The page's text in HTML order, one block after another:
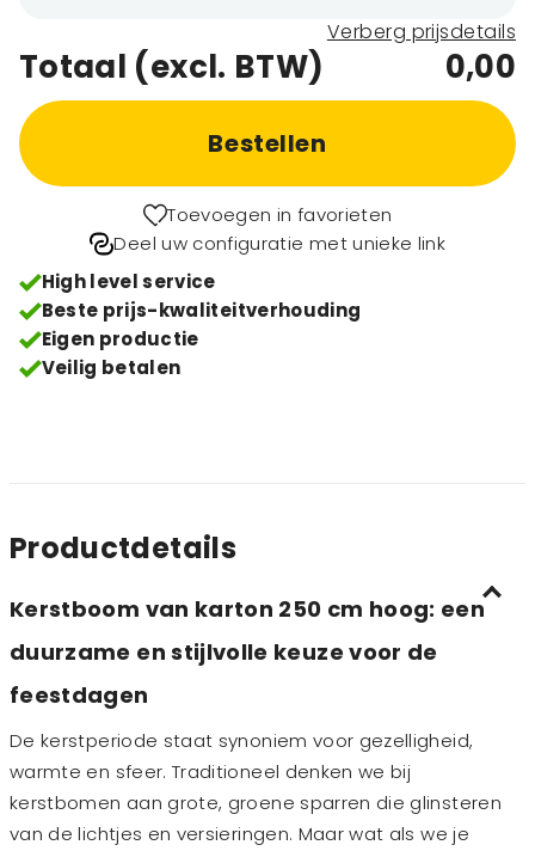
Verberg prijsdetails
Totaal (excl. BTW) 0,00
Bestellen
Toevoegen in favorieten
Deel uw configuratie met unieke link
High level service
Beste prijs-kwaliteitverhouding
Eigen productie
Veilig betalen
Productdetails
Kerstboom van karton 250 cm hoog: een
duurzame en stijlvolle keuze voor de
feestdagen
De kerstperiode staat synoniem voor gezelligheid,
warmte en sfeer. Traditioneel denken we bij
kerstbomen aan grote, groene sparren die glinsteren
van de lichtjes en versieringen. Maar wat als we je